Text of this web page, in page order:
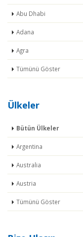
Abu Dhabi
Adana
Agra
Tümünü Göster
Ülkeler
Bütün Ülkeler
Argentina
Australia
Austria
Tümünü Göster